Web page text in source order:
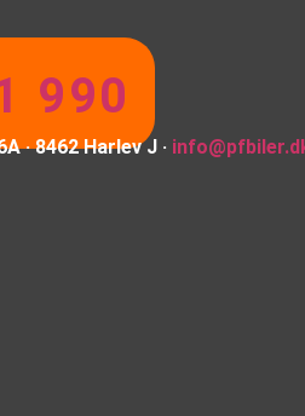
990
· 8462 Harlev J ·